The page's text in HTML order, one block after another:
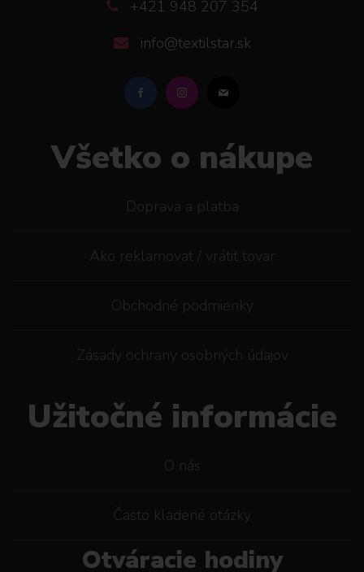
+421 948 207 354
info@textilstar.sk
Všetko o nákupe
Doprava a platba
Ako reklamovat / vrátiť tovar
Obchodné podmienky
Zásady ochrany osobných údajov
Užitočné informácie
O nás
Často kladené otázky
Otváracie hodiny